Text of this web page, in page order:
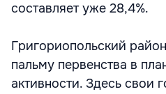
составляет уже 28,4%.
Григориопольский
пальму первенства в
активности. Здесь свои